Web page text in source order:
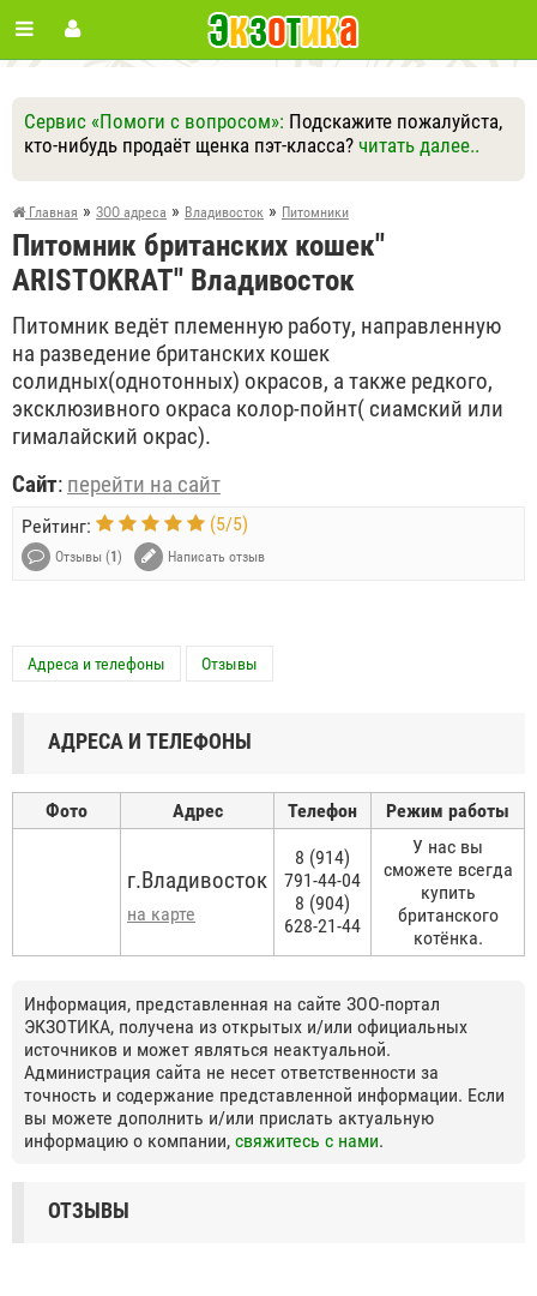
Сервис «Помоги с вопросом»: Подскажите пожалуйста,
кто-нибудь продаёт щенка пэт-класса? читать далее..
Ответить Другие вопросы
Задать вопрос
Главная » ЗОО адреса » Владивосток » Питомники
Питомник британских кошек"
ARISTOKRAT" Владивосток
Питомник ведёт племенную работу, направленную
на разведение британских кошек
солидных(однотонных) окрасов, а также редкого,
эксклюзивного окраса колор-пойнт( сиамский или
гималайский окрас).
Сайт: перейти на сайт
Рейтинг: (5/5)
Отзывы (1 ) Написать отзыв
Адреса и телефоны Отзывы
АДРЕСА И ТЕЛЕФОНЫ
Фото Адрес Телефон Режим работы
г.Владивосток
на карте
8 (914)
791-44-04
8 (904)
628-21-44
У нас вы
сможете всегда
купить
британского
котёнка.
Информация, представленная на сайте ЗОО-портал
ЭКЗОТИКА, получена из открытых и/или официальных
источников и может являться неактуальной.
Администрация сайта не несет ответственности за
точность и содержание представленной информации. Если
вы можете дополнить и/или прислать актуальную
информацию о компании, свяжитесь с нами.
ОТЗЫВЫ